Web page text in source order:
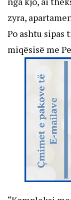
zyra,
Po ashtu
miqësisë me